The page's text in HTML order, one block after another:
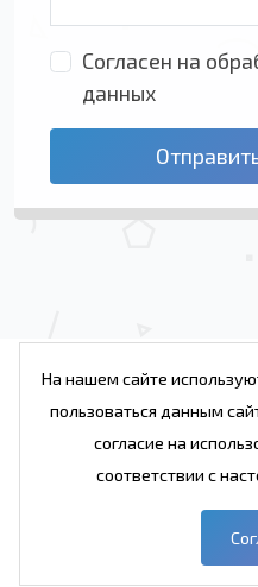
Согласен на
данных
Проекты Услуги
На нашем сайте
пользоваться данным
согласие на
соответствии с